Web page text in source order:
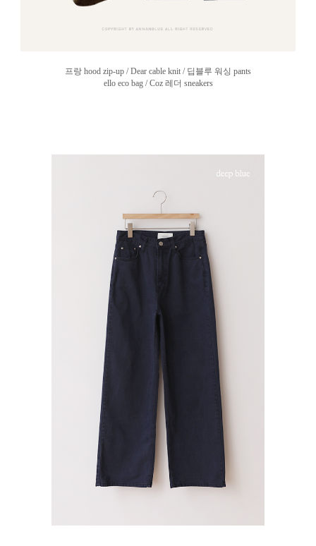
프랑 hood zip-up / Dear cable knit / 딥블루 워싱 pants
ello eco bag / Coz 레더 sneakers